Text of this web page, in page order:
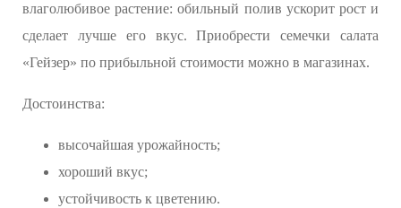
влаголюбивое растение: обильный полив ускорит рост и
сделает лучше его вкус. Приобрести семечки салата
«Гейзер» по прибыльной стоимости можно в магазинах.
Достоинства:
высочайшая урожайность;
хороший вкус;
устойчивость к цветению.